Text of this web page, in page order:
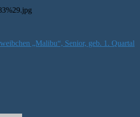
„Malibu“, Senior, geb. 1. Quartal